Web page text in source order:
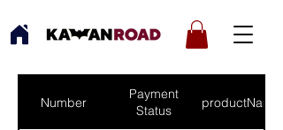
Number
Payment
Status
productNames